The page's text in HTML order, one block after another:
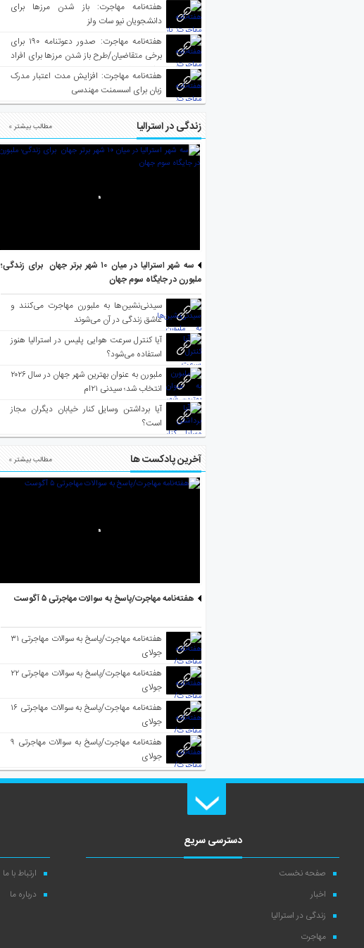
هفته‌نامه مهاجرت: باز شدن مرزها برای
دانشجویان نیو سات ولز
هفته‌نامه مهاجرت: صدور دعوتنامه ۱۹۰ برای
برخی متقاضیان/طرح باز شدن مرزها برای افراد
واکسینه شده
هفته‌نامه مهاجرت: افزایش مدت اعتبار مدرک
زبان برای اسسمنت مهندسی
زندگی در استرالیا مطالب بیشتر »
سه شهر استرالیا در میان ۱۰ شهر برتر جهان برای زندگی؛
ملبورن در جایگاه سوم جهان
سیدنی‌نشین‌ها به ملبورن مهاجرت می‌کنند و
عاشق زندگی در آن می‌شوند
آیا کنترل سرعت هوایی پلیس در استرالیا هنوز
استفاده می‌شود؟
ملبورن به عنوان بهترین شهر جهان در سال ۲۰۲۶
انتخاب شد؛ سیدنی ۲۱‌ام
آیا برداشتن وسایل کنار خیابان دیگران مجاز
است؟
آخرین پادکست ها مطالب بیشتر »
هفته‌نامه مهاجرت/پاسخ به سوالات مهاجرتی ۵ آگوست
هفته‌نامه مهاجرت/پاسخ به سوالات مهاجرتی ۳۱
جولای
هفته‌نامه مهاجرت/پاسخ به سوالات مهاجرتی ۲۲
جولای
هفته‌نامه مهاجرت/پاسخ به سوالات مهاجرتی ۱۶
جولای
هفته‌نامه مهاجرت/پاسخ به سوالات مهاجرتی ۹
جولای
دسترسی سریع
صفحه نخست
اخبار
زندگی در استرالیا
مهاجرت
ارتباط با ما
درباره ما